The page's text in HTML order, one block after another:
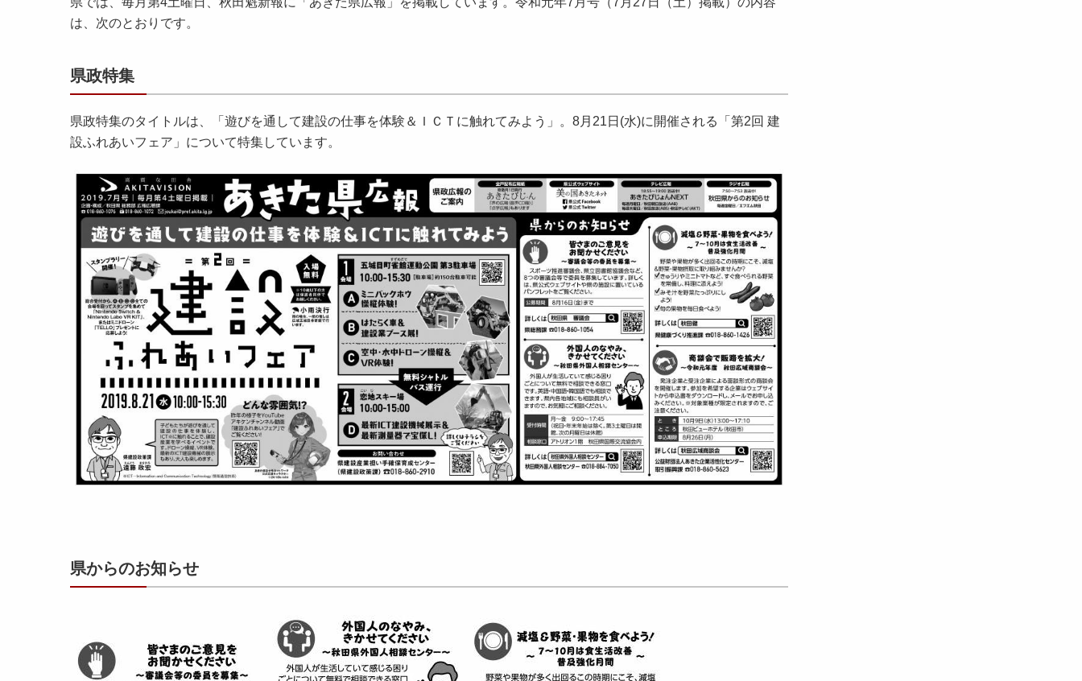
は、次のとおりです。
県政特集
県政特集のタイトルは、「遊びを通して建設の仕事を体験＆ＩＣＴに触れてみよう」。8月21日(水)に開催される「第2回 建
設ふれあいフェア」について特集しています。
県からのお知らせ